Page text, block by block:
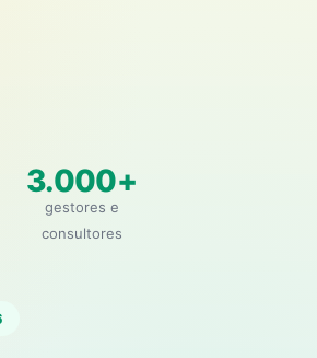
3.000+
gestores e
consultores